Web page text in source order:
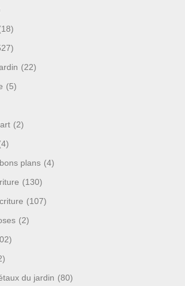
(22)
(5)
(2)
plans (4)
(130)
(107)
(2)
du jardin (80)